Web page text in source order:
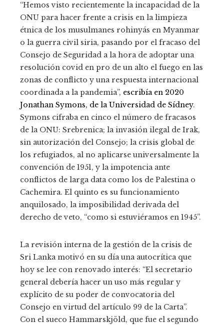
“Hemos visto recientemente la incapacidad de la
ONU para hacer frente a crisis en la limpieza
étnica de los musulmanes rohinyás en Myanmar
o la guerra civil siria, pasando por el fracaso del
Consejo de Seguridad a la hora de adoptar una
resolución covid en pro de un alto el fuego en las
zonas de conflicto y una respuesta internacional
coordinada a la pandemia”, escribía en 2020
Jonathan Symons, de la Universidad de Sídney.
Symons cifraba en cinco el número de fracasos
de la ONU: Srebrenica; la invasión ilegal de Irak,
sin autorización del Consejo; la crisis global de
los refugiados, al no aplicarse universalmente la
convención de 1951, y la impotencia ante
conflictos de larga data como los de Palestina o
Cachemira. El quinto es su funcionamiento
anquilosado, la imposibilidad derivada del
derecho de veto, “como si estuviéramos en 1945”.
La revisión interna de la gestión de la crisis de
Sri Lanka motivó en su día una autocrítica que
hoy se lee con renovado interés: “El secretario
general debería hacer un uso más regular y
explícito de su poder de convocatoria del
Consejo en virtud del artículo 99 de la Carta”.
Con el sueco Hammarskjöld, que fue el segundo